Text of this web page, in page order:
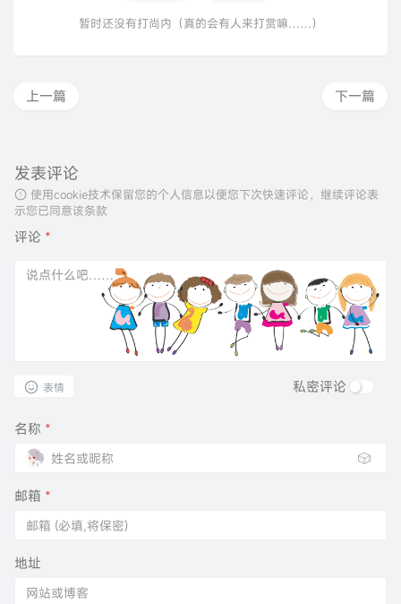
暂时还没有打尚内（真的会有人来打赏嘛……）
下一篇
上一篇
发表评论
使用cookie技术保留您的个人信息以便您下次快速评论，继续评论表
示您已同意该条款
评论 *
表情 私密评论
名称 *
🎲
邮箱 *
地址